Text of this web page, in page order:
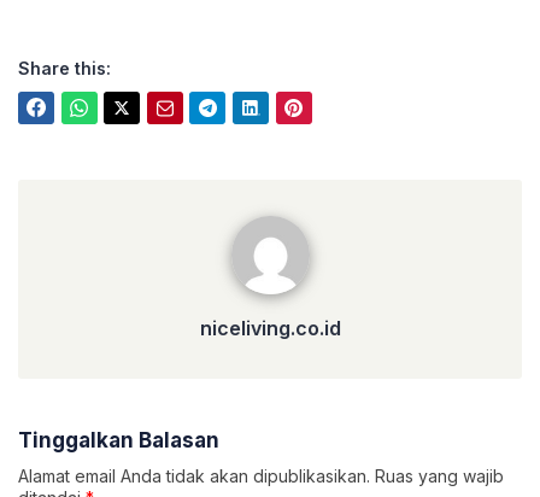
Share this:
niceliving.co.id
Tinggalkan Balasan
Alamat email Anda tidak akan dipublikasikan. Ruas yang wajib